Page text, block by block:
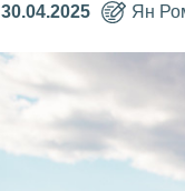
30.04.2025 Ян